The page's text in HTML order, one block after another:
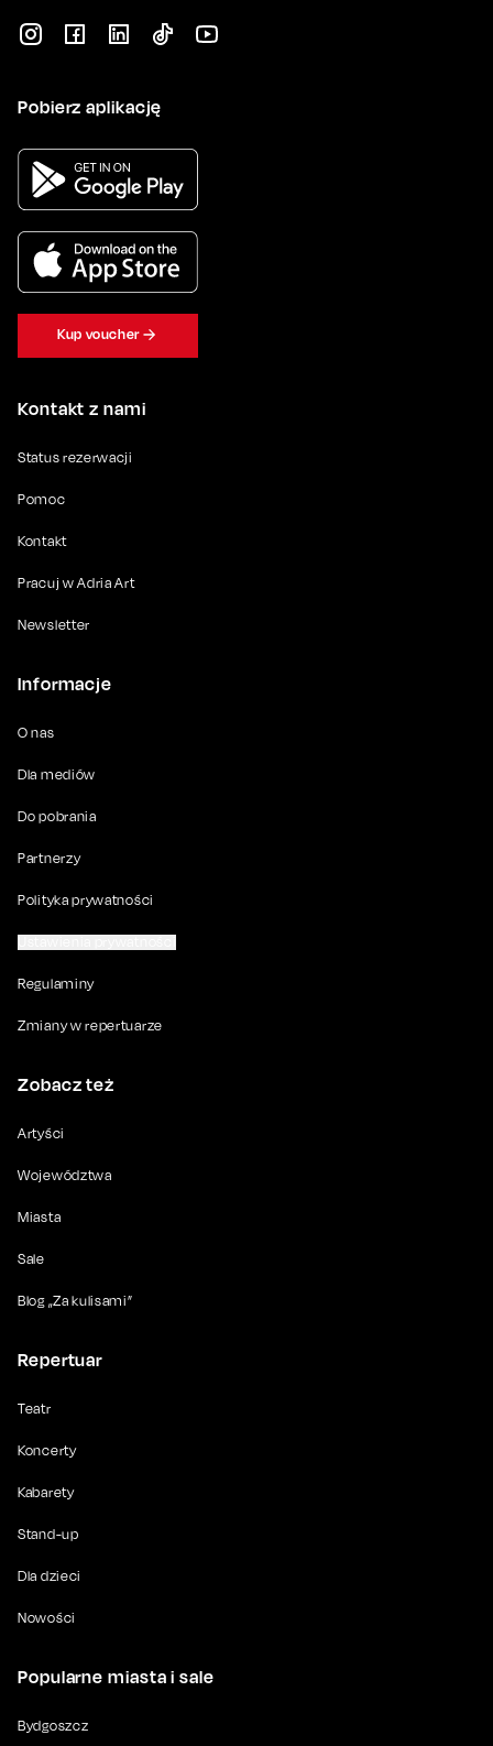
Kontakt z nami
Status rezerwacji
Pomoc
Kontakt
Pracuj w Adria Art
Newsletter
Informacje
O nas
Dla mediów
Do pobrania
Partnerzy
Polityka prywatności
Regulaminy
Zmiany w repertuarze
Zobacz też
Artyści
Województwa
Miasta
Sale
Blog „Za kulisami”
Repertuar
Teatr
Koncerty
Kabarety
Stand-up
Dla dzieci
Nowości
Popularne miasta i sale
Bydgoszcz
Pobierz aplikację
Kup voucher